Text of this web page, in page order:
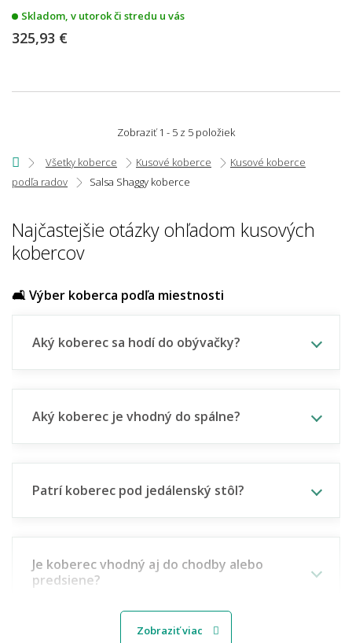
Skladom, v utorok či stredu u vás
325,93 €
Zobraziť 1 - 5 z 5 položiek
Všetky koberce Kusové koberce
Kusové koberce
podľa radov
Salsa Shaggy koberce
Najčastejšie otázky ohľadom kusových
kobercov
🛋️ Výber koberca podľa miestnosti
Aký koberec sa hodí do obývačky?
Aký koberec je vhodný do spálne?
Patrí koberec pod jedálenský stôl?
Je koberec vhodný aj do chodby alebo
predsiene?
Zobraziť viac